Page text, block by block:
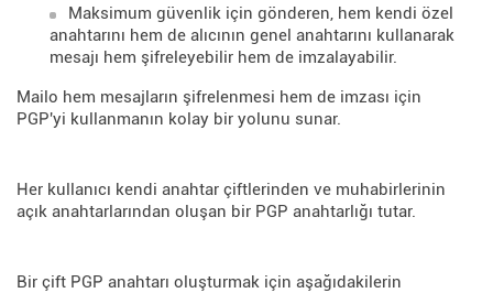
Maksimum güvenlik için gönderen, hem kendi özel
anahtarını hem de alıcının genel anahtarını kullanarak
mesajı hem şifreleyebilir hem de imzalayabilir.
Mailo hem mesajların şifrelenmesi hem de imzası için
PGP'yi kullanmanın kolay bir yolunu sunar.
Her kullanıcı kendi anahtar çiftlerinden ve muhabirlerinin
açık anahtarlarından oluşan bir PGP anahtarlığı tutar.
Bir çift PGP anahtarı oluşturmak için aşağıdakilerin